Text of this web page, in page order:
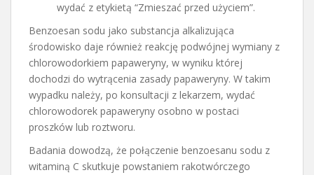
wydać z etykietą “Zmieszać przed użyciem”.
Benzoesan sodu jako substancja alkalizująca
środowisko daje również reakcję podwójnej wymiany z
chlorowodorkiem papaweryny, w wyniku której
dochodzi do wytrącenia zasady papaweryny. W takim
wypadku należy, po konsultacji z lekarzem, wydać
chlorowodorek papaweryny osobno w postaci
proszków lub roztworu.
Badania dowodzą, że połączenie benzoesanu sodu z
witaminą C skutkuje powstaniem rakotwórczego